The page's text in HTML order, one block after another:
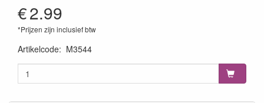
€2.99
*Prijzen zijn inclusief btw
Artikelcode: M3544